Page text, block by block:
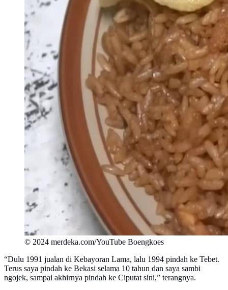
© 2024 merdeka.com/YouTube Boengkoes
“Dulu 1991 jualan di Kebayoran Lama, lalu 1994 pindah ke Tebet.
Terus saya pindah ke Bekasi selama 10 tahun dan saya sambi
ngojek, sampai akhirnya pindah ke Ciputat sini,” terangnya.